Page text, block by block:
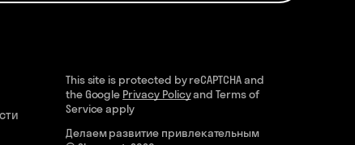
This site is protected by reCAPTCHA and
the Google Privacy Policyand Terms of
Service apply
Делаем развитие привлекательным